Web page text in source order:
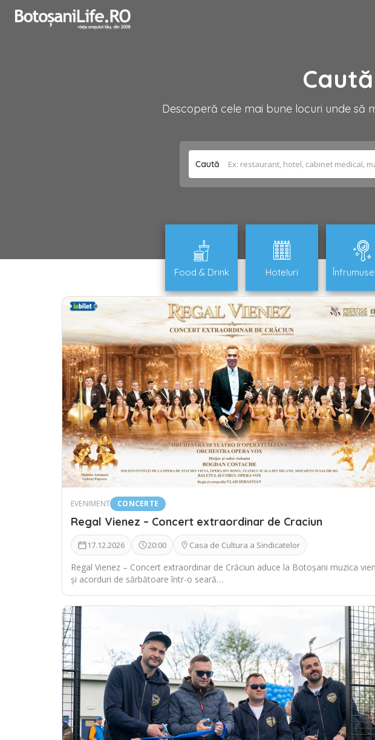
Descoperă cele mai bune locuri unde să
Caută
Food & Drink Hoteluri
EVENIMENT CONCERTE
Regal Vienez – Concert extraordinar de Craciun
17.12.2026 20:00 Casa de Cultura a Sindicatelor
Regal Vienez – Concert extraordinar de Crăciun aduce la Botoșani muzica
și acorduri de sărbătoare într-o seară…